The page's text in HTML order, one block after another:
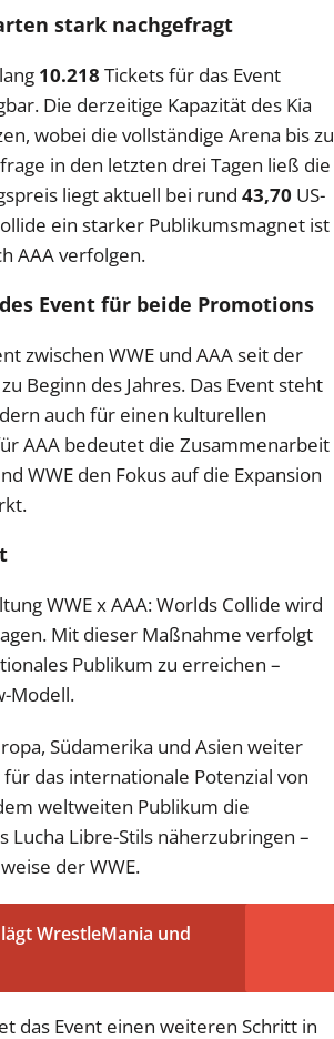
stark nachgefragt
10.218 Tickets für das Event
Die derzeitige Kapazität des Kia
wobei die vollständige Arena bis zu
in den letzten drei Tagen ließ die
liegt aktuell bei rund 43,70 US-
ein starker Publikumsmagnet ist
AAA verfolgen.
Event für beide Promotions
zwischen WWE und AAA seit der
Beginn des Jahres. Das Event steht
auch für einen kulturellen
AAA bedeutet die Zusammenarbeit
WWE den Fokus auf die Expansion
WWE x AAA: Worlds Collide wird
Mit dieser Maßnahme verfolgt
Publikum zu erreichen –
Modell.
Südamerika und Asien weiter
das internationale Potenzial von
weltweiten Publikum die
Libre-Stils näherzubringen –
der WWE.
WrestleMania und
das Event einen weiteren Schritt in